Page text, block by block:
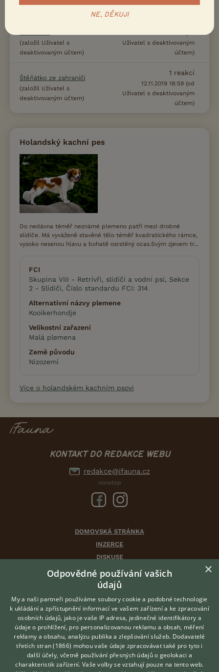
(založil Uživatel s
deaktivovaným účtem)
Uživatel s deaktivovaným
účtem)
Štěňátko ze zahraničí
(založil Uživatel s
deaktivovaným účtem)
1 reakcí
12.11.2019 18:59 (od
Uživatel s deaktivovaným
účtem)
Holandský kachní pes
Do nedávna téměř neznámé plemeno patří mezi drobné
slídiče. Má vyváženě stavěné tělo téměř kvadratického rámce,
vysoko nesenou hlavu a bohatě osrstěný ocas.Svým zjevem tr...
FCI
Skupina VIII - Retrívři, slídiči a vodní psi, Sekce
2 - Slídiči, Číslo standardu FCI: 314
Alternativní názvy plemene
Kooikerhondje
Velikostní zařazení
Malá plemena
Země původu
Nizozemí
Více o holandském kachním psovi
KONTAKT DO REDAKCE WEBU
redakce@ifauna.cz
nonstop
DOMOVSKÁ STRÁNKA
INZERCE
DISKUSE
ČLÁNKY
CHOVATELSKÉ STANICE
ATLAS
VÝBĚR VHODNÉHO PLEMENE
O nás
Kontakt
Možnosti zvýraznění inzerátů
NE, DĚKUJI
Hledáte zvířecího kamaráda?
Zdarma vám poradí
VETERINÁŘ ONLINE
×
Odpovědné používání vašich
údajů
My a naši partneři používáme soubory cookie a podobné technologie
k ukládání a zpřístupnění informací ve vašem zařízení a ke zpracování
osobních údajů, jako je vaše IP adresa, jedinečné identifikátory a
údaje o prohlížení, pro personalizovanou reklamu a obsah, měření
reklamy a obsahu, analýzu publika a zlepšování služeb. Dodavatelé
třetích stran (1866) mohou vaše údaje zpracovávat také pro tyto i
další účely, včetně používání přesných údajů o geolokaci a
charakteristik zařízení. Vaše volby se vztahují pouze na tento web.